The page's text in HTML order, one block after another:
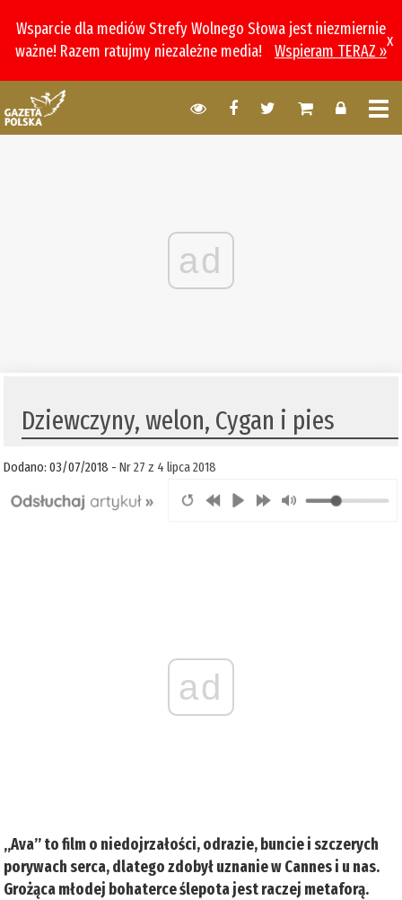
Wsparcie dla mediów Strefy Wolnego Słowa jest niezmiernie
ważne! Razem ratujmy niezależne media!
Wspieram TERAZ »
x
ad
Dziewczyny, welon, Cygan i pies
Dodano: 03/07/2018 -Nr 27 z 4 lipca 2018
ad
„Ava” to film o niedojrzałości, odrazie, buncie i szczerych
porywach serca, dlatego zdobył uznanie w Cannes i u nas.
Grożąca młodej bohaterce ślepota jest raczej metaforą.